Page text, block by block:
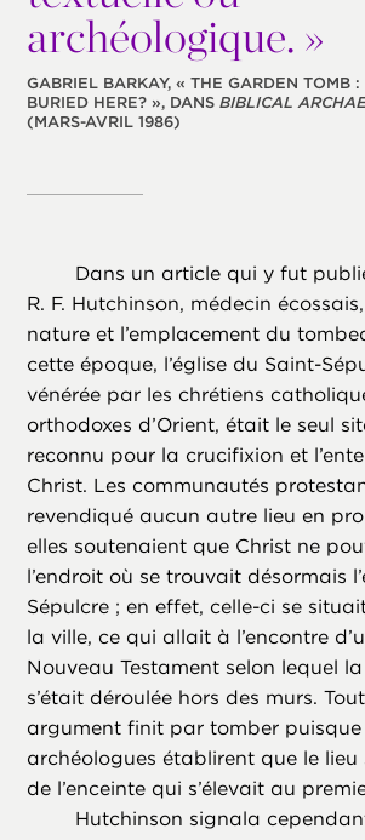
archéologique. »
GABRIEL BARKAY, « THE GARDEN TOMB :
BURIED HERE? », DANSBIBLICAL
(MARS-AVRIL 1986)
Dans un article qui y fut
R. F. Hutchinson, médecin
nature et l’emplacement du
cette époque, l’église du Saint-
vénérée par les chrétiens
orthodoxes d’Orient, était le seul
reconnu pour la crucifixion et
Christ. Les communautés
revendiqué aucun autre lieu en
elles soutenaient que Christ ne
l’endroit où se trouvait désormais
Sépulcre ; en effet, celle-ci se
la ville, ce qui allait à l’encontre
Nouveau Testament selon lequel
s’était déroulée hors des murs.
argument finit par tomber puisque
archéologues établirent que le lieu
de l’enceinte qui s’élevait au
Hutchinson signala